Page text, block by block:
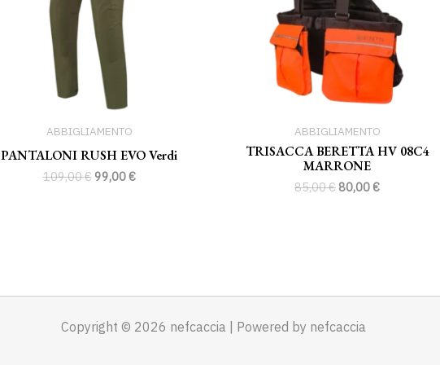
ABBIGLIAMENTO
PANTALONI RUSH EVO Verdi
109,00€ 99,00 €
ABBIGLIAMENTO
TRISACCA BERETTA HV 08C4
MARRONE
85,00€ 80,00 €
Copyright © 2026 nefcaccia | Powered by nefcaccia